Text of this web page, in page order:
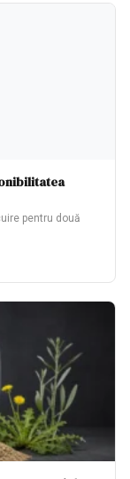
pentru două